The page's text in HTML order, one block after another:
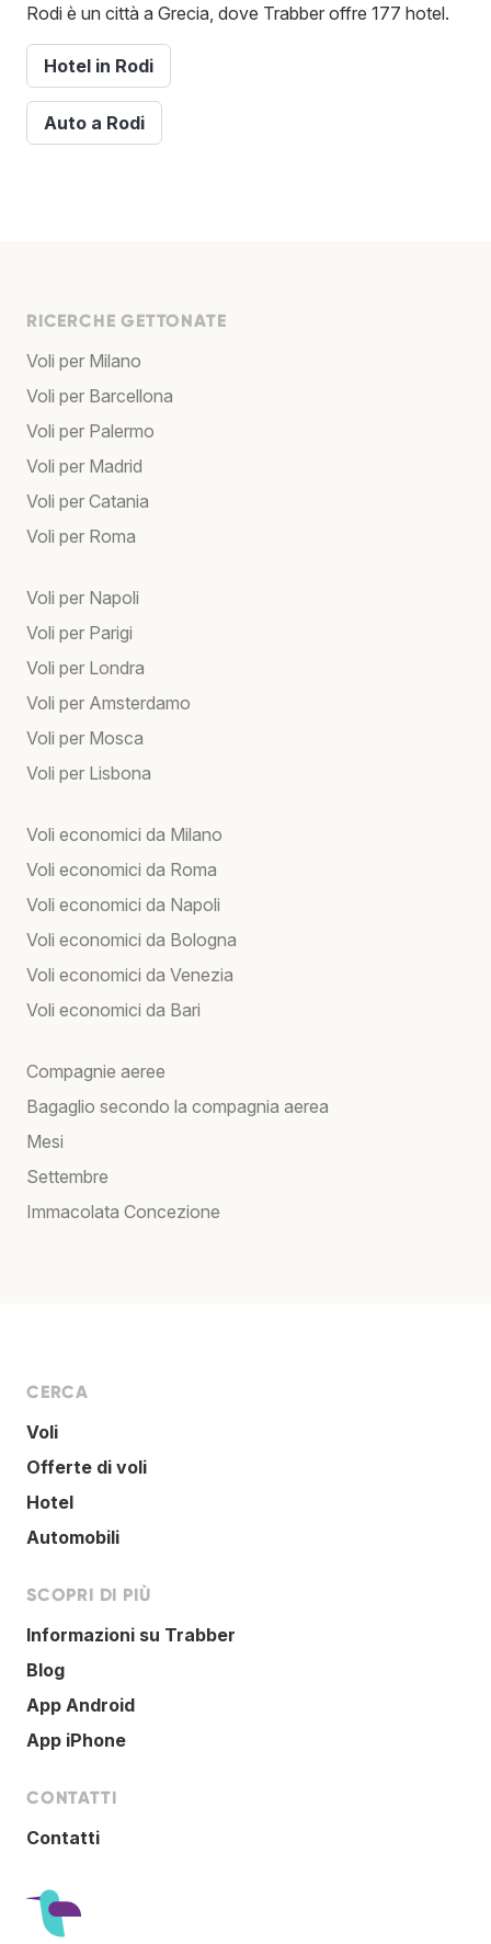
Rodi è un città a Grecia, dove Trabber offre 177 hotel.
Hotel in Rodi
Auto a Rodi
RICERCHE GETTONATE
Voli per Milano
Voli per Barcellona
Voli per Palermo
Voli per Madrid
Voli per Catania
Voli per Roma
Voli per Napoli
Voli per Parigi
Voli per Londra
Voli per Amsterdamo
Voli per Mosca
Voli per Lisbona
Voli economici da Milano
Voli economici da Roma
Voli economici da Napoli
Voli economici da Bologna
Voli economici da Venezia
Voli economici da Bari
Compagnie aeree
Bagaglio secondo la compagnia aerea
Mesi
Settembre
Immacolata Concezione
CERCA
Voli
Offerte di voli
Hotel
Automobili
SCOPRI DI PIÙ
Informazioni su Trabber
Blog
App Android
App iPhone
CONTATTI
Contatti